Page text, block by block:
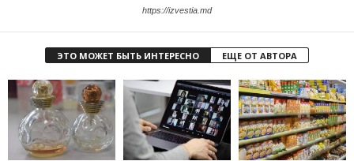
https://izvestia.md
ЭТО МОЖЕТ БЫТЬ ИНТЕРЕСНО ЕЩЕ ОТ АВТОРА